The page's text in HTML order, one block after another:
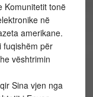
Komunitetit tonë
në
amerikane.
fuqishëm për
vështrimin
Sina vjen nga